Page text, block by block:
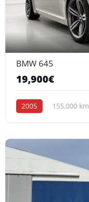
BMW 645
19,900€
2005 155,000 km